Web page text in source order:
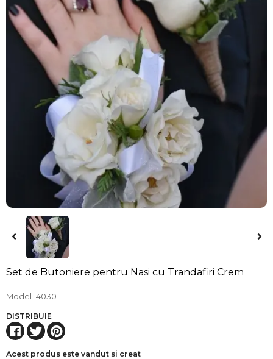
Set de Butoniere pentru Nasi cu Trandafiri Crem
Model 4030
DISTRIBUIE
Acest produs este vandut si creat